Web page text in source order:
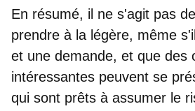
En résumé, il ne s'agit pas
prendre à la légère, même
et une demande, et que des
intéressantes peuvent se
qui sont prêts à assumer le